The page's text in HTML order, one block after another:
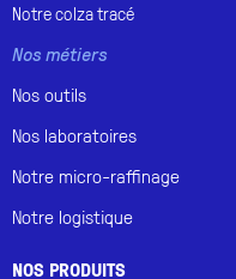
Notrecolza tracé
Nos métiers
Nos outils
Nos laboratoires
Notre micro-raffinage
Notre logistique
NOS PRODUITS